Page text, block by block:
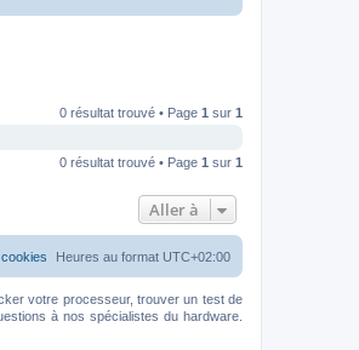
0 résultat trouvé • Page 1 sur 1
0 résultat trouvé • Page 1 sur 1
Aller à
Heures au format UTC+02:00
votre processeur, trouver un test de
à nos spécialistes du hardware.